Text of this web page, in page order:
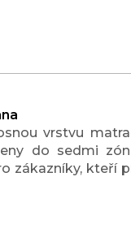
vrstvu
do sedmi
zákazníky, kteří